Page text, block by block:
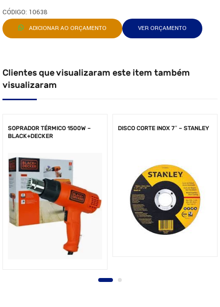
CÓDIGO: 10638
ADICIONAR AO ORÇAMENTO VER ORÇAMENTO
Clientes que visualizaram este item também
visualizaram
SOPRADOR TÉRMICO 1500W –
BLACK+DECKER
DISCO CORTE INOX 7″ – STANLEY